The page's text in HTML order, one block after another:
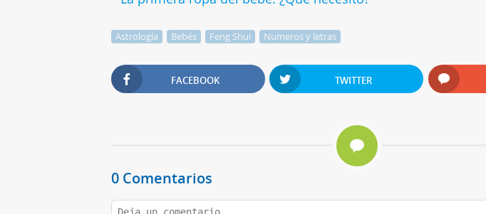
Astrología Bebés Feng Shui Numeros y letras
FACEBOOK TWITTER
0 Comentarios